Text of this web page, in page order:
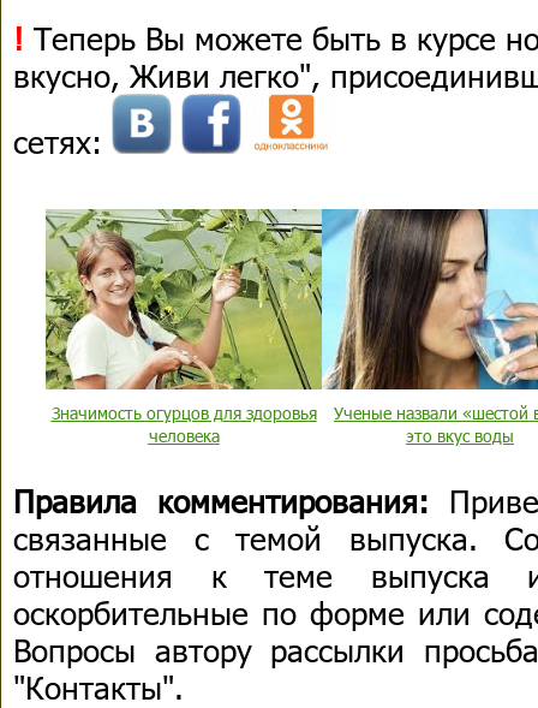
! Теперь Вы можете быть в курсе
вкусно, Живи легко",
сетях:
Значимость огурцов для здоровья
человека
Ученые назвали «шестой
это вкус воды
Правила комментирования:
связанные с темой выпуска.
отношения к теме выпуска
оскорбительные по форме или
Вопросы автору рассылки
"Контакты".